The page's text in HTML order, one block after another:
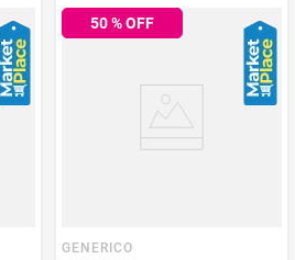
1
1
50% OFF
GENERICO